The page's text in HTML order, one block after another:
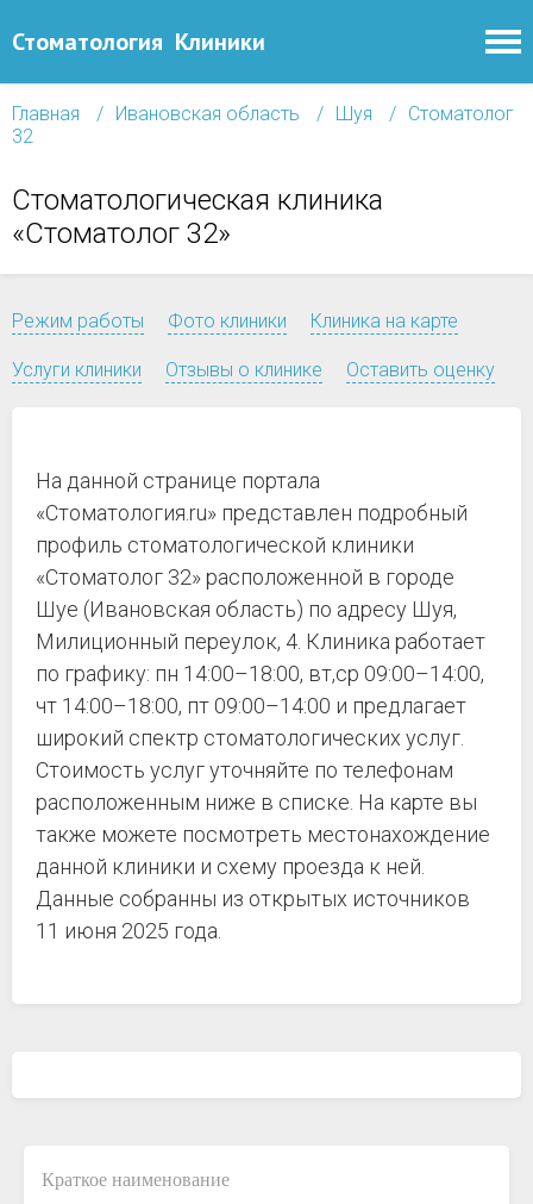
Стоматология Клиники
Главная Ивановская область Шуя
Стоматолог
32
Стоматологическая клиника
«Стоматолог 32»
Режим работы Фото клиники Клиника на карте
Услуги клиники Отзывы о клинике Оставить оценку
На данной странице портала
«Стоматология.ru» представлен подробный
профиль стоматологической клиники
«Стоматолог 32» расположенной в городе
Шуе (Ивановская область) по адресу Шуя,
Милиционный переулок, 4. Клиника работает
по графику: пн 14:00–18:00, вт,ср 09:00–14:00,
чт 14:00–18:00, пт 09:00–14:00 и предлагает
широкий спектр стоматологических услуг.
Стоимость услуг уточняйте по телефонам
расположенным ниже в списке. На карте вы
также можете посмотреть местонахождение
данной клиники и схему проезда к ней.
Данные собранны из открытых источников
11 июня 2025 года.
Краткое наименование